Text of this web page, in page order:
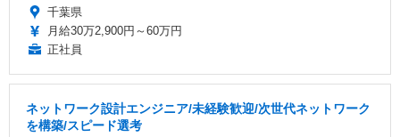
千葉県
月給30万2,900円～60万円
正社員
ネットワーク設計エンジニア/未経験歓迎/次世代ネットワーク
を構築/スピード選考